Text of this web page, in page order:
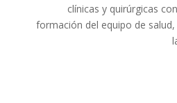
clínicas y quirúrgicas
formación del equipo de